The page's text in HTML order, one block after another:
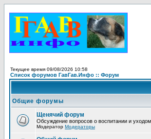
Текущее время 09/08/2026 10:58
Список форумов ГавГав.Инфо :: Форум
Общие форумы
Щенячий форум
Обсуждение вопросов о воспитании и
Модератор Модераторы